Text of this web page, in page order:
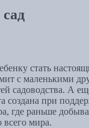
стать
с маленькими
садоводства. А
создана при
где раньше
всего мира.